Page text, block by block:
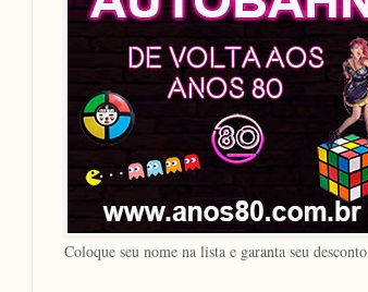
Coloque seu nome na lista e garanta seu desconto